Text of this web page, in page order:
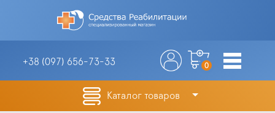
+38 (097) 656-73-33 0
Каталог товаров